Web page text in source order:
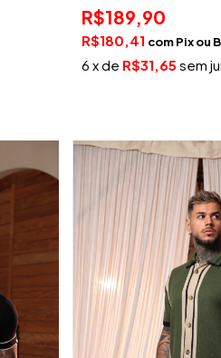
R$189,90
R$180,41 comPix
6 x de R$31,65 sem